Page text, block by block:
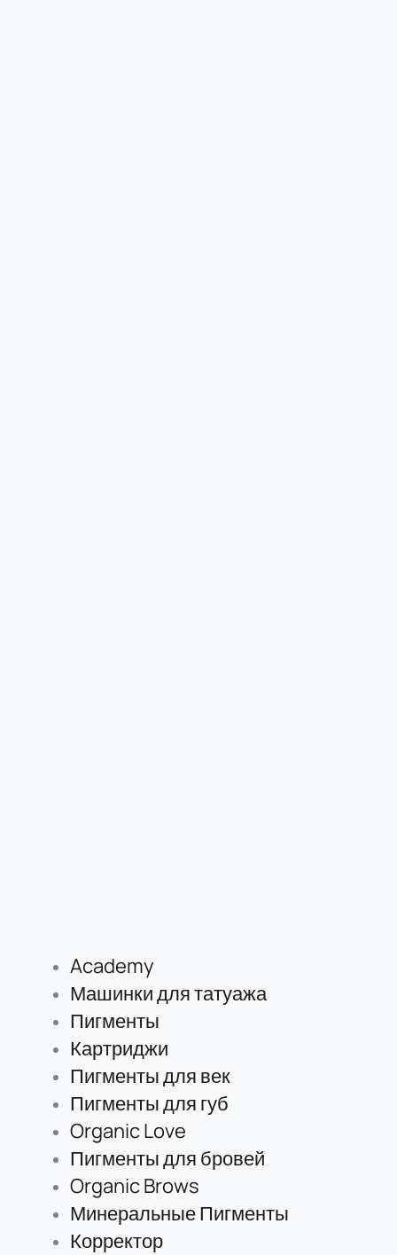
Academy
Машинки для татуажа
Пигменты
Картриджи
Пигменты для век
Пигменты для губ
Organic Love
Пигменты для бровей
Organic Brows
Минеральные Пигменты
Корректор